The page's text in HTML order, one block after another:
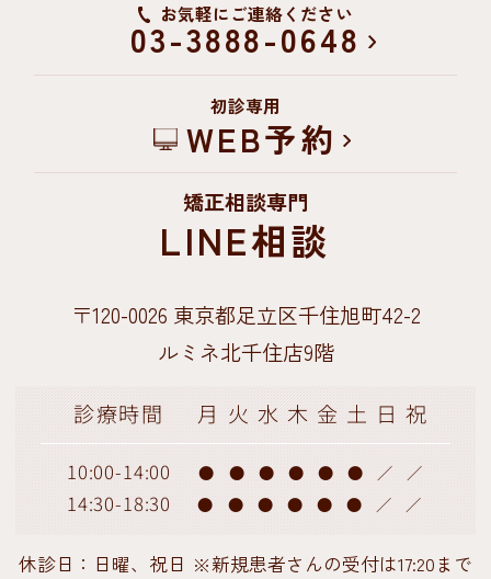
お気軽にご連絡ください
03-3888-0648
初診専用
WEB予約
矯正相談専門
LINE相談
〒120-0026 東京都足立区千住旭町42-2
ルミネ北千住店9階
診療時間 月 火 水 木 金 土 日 祝
10:00-14:00 ● ● ● ● ● ● ／ ／
14:30-18:30 ● ● ● ● ● ● ／ ／
休診日：日曜、祝日 ※新規患者さんの受付は17:20まで